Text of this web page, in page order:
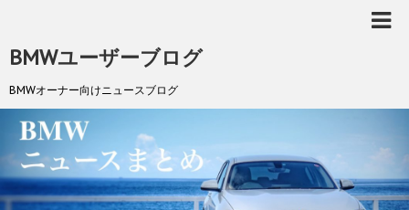
BMWユーザーブログ
BMWオーナー向けニュースブログ